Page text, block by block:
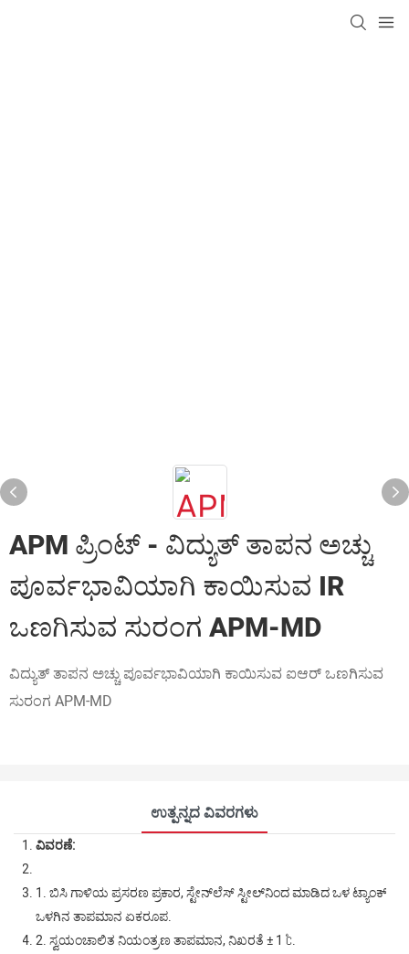
APM ಪ್ರಿಂಟ್ - ವಿದ್ಯುತ್ ತಾಪನ ಅಚ್ಚು
ಪೂರ್ವಭಾವಿಯಾಗಿ ಕಾಯಿಸುವ IR
ಒಣಗಿಸುವ ಸುರಂಗ APM-MD
ವಿದ್ಯುತ್ ತಾಪನ ಅಚ್ಚು ಪೂರ್ವಭಾವಿಯಾಗಿ ಕಾಯಿಸುವ ಐಆರ್ ಒಣಗಿಸುವ
ಸುರಂಗ APM-MD
ಉತ್ಪನ್ನದ ವಿವರಗಳು
ವಿವರಣೆ:
1. ಬಿಸಿ ಗಾಳಿಯ ಪ್ರಸರಣ ಪ್ರಕಾರ, ಸ್ಟೇನ್‌ಲೆಸ್ ಸ್ಟೀಲ್‌ನಿಂದ ಮಾಡಿದ ಒಳ ಟ್ಯಾಂಕ್,
ಒಳಗಿನ ತಾಪಮಾನ ಏಕರೂಪ.
2. ಸ್ವಯಂಚಾಲಿತ ನಿಯಂತ್ರಣ ತಾಪಮಾನ, ನಿಖರತೆ ± 1 ℃.